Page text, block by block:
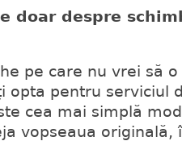
doar despre
pe care nu vrei să
opta pentru serviciul
cea mai simplă
vopseaua originală,